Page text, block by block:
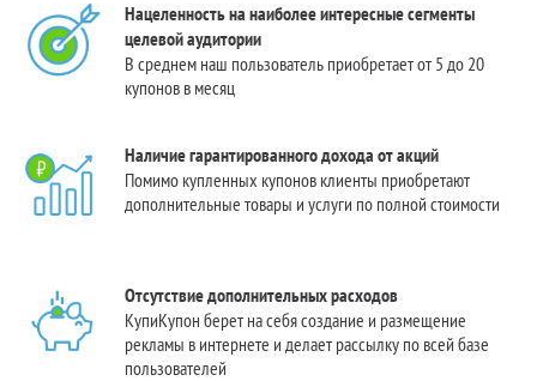
Нацеленность на наиболее интересные сегменты
целевой аудитории
В среднем наш пользователь приобретает от 5 до 20
купонов в месяц
Наличие гарантированного дохода от акций
Помимо купленных купонов клиенты приобретают
дополнительные товары и услуги по полной стоимости
Отсутствие дополнительных расходов
КупиКупон берет на себя создание и размещение
рекламы в интернете и делает рассылку по всей базе
пользователей